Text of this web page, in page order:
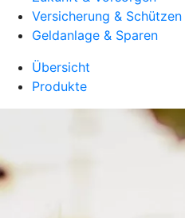
Versicherung & Schützen
Geldanlage & Sparen
Übersicht
Produkte